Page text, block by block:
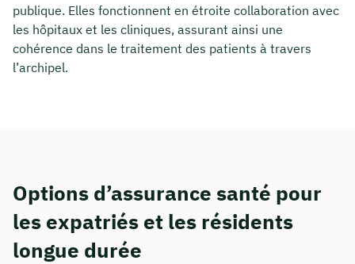
publique. Elles fonctionnent en étroite collaboration avec
les hôpitaux et les cliniques, assurant ainsi une
cohérence dans le traitement des patients à travers
l’archipel.
Options d’assurance santé pour
les expatriés et les résidents
longue durée